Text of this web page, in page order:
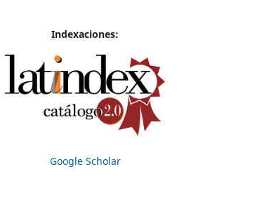
Indexaciones:
Google Scholar